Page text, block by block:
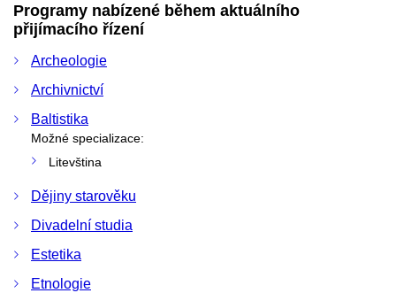
Programy nabízené během aktuálního
přijímacího řízení
Archeologie
Archivnictví
Baltistika
Možné specializace:
Litevština
Dějiny starověku
Divadelní studia
Estetika
Etnologie